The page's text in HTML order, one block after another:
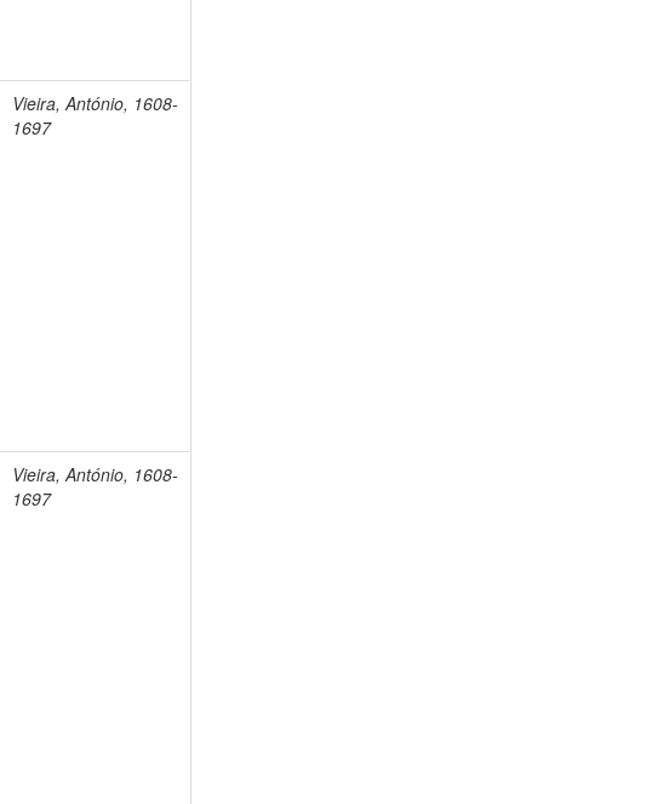
Vieira, António, 1608-
1697
Vieira, António, 1608-
1697